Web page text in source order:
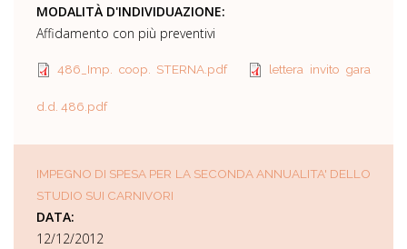
MODALITÀ D'INDIVIDUAZIONE:
Affidamento con più preventivi
486_Imp. coop. STERNA.pdf lettera invito gara
d.d. 486.pdf
IMPEGNO DI SPESA PER LA SECONDA ANNUALITA' DELLO
STUDIO SUI CARNIVORI
DATA:
12/12/2012